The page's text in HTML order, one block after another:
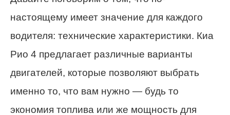
настоящему имеет значение для каждого
водителя: технические характеристики. Киа
Рио 4 предлагает различные варианты
двигателей, которые позволяют выбрать
именно то, что вам нужно — будь то
экономия топлива или же мощность для